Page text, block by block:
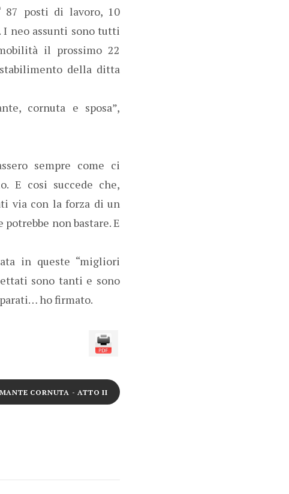
87 posti di lavoro, 10
neo assunti sono tutti
il prossimo 22
della ditta
cornuta e sposa”,
sempre come ci
E cosi succede che,
via con la forza di un
non bastare. E
in queste “migliori
sono tanti e sono
ho firmato.
CORNUTA - ATTO II